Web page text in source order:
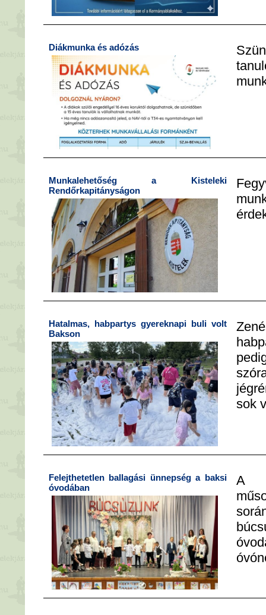
Diákmunka és adózás
Munkalehetőség a Kisteleki
Rendőrkapitányságon
Hatalmas, habpartys gyereknapi buli volt
Bakson
sok
Felejthetetlen ballagási ünnepség a baksi
óvodában
A